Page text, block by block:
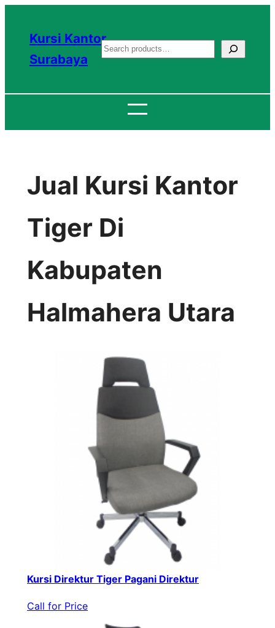
konten
Kursi Kantor
Surabaya
S
a
c
Jual Kursi Kantor
Tiger Di
Kabupaten
Halmahera Utara
Kursi Direktur Tiger Pagani Direktur
Call for Price